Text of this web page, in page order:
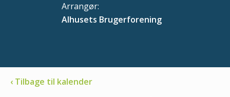
Arrangør:
Alhusets Brugerforening
‹ Tilbage til kalender